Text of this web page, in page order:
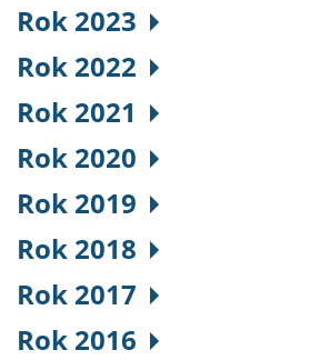
Rok 2023
Rok 2022
Rok 2021
Rok 2020
Rok 2019
Rok 2018
Rok 2017
Rok 2016